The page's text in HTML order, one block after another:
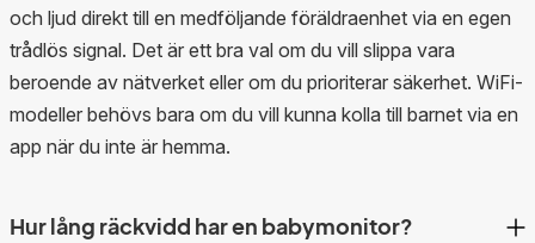
och ljud direkt till en medföljande föräldraenhet via en egen
trådlös signal. Det är ett bra val om du vill slippa vara
beroende av nätverket eller om du prioriterar säkerhet. WiFi-
modeller behövs bara om du vill kunna kolla till barnet via en
app när du inte är hemma.
Hur lång räckvidd har en babymonitor?